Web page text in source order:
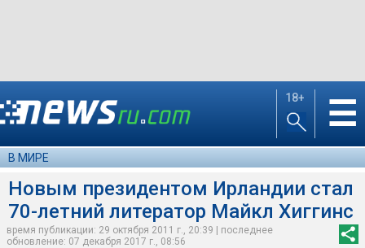
18+ ☰
В МИРЕ
Новым президентом Ирландии стал
70-летний литератор Майкл Хиггинс
время публикации: 29 октября 2011 г., 20:39 | последнее
обновление: 07 декабря 2017 г., 08:56